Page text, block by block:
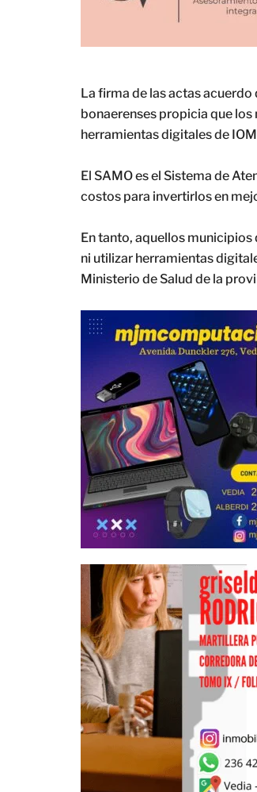
La firma de las actas
bonaerenses propicia que
herramientas digitales de
El SAMO es el Sistema de
costos para invertirlos en
En tanto, aquellos
ni utilizar herramientas
Ministerio de Salud de la